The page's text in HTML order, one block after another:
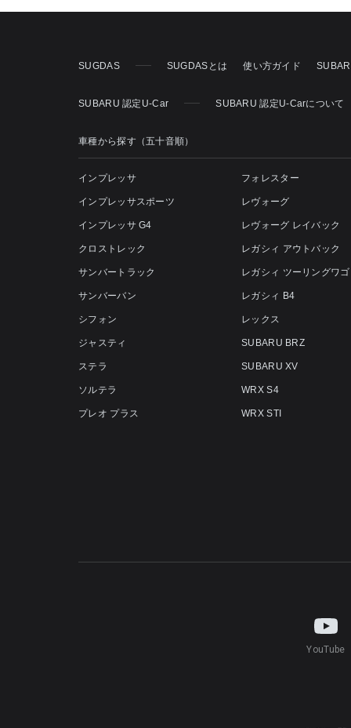
SUGDAS SUGDASとは 使い方ガイド
SUBARU 認定U-Car SUBARU 認定U-Carについて
車種から探す（五十音順）
インプレッサ
インプレッサスポーツ
インプレッサ G4
クロストレック
サンバートラック
サンバーバン
シフォン
ジャスティ
ステラ
ソルテラ
プレオ プラス
フォレスター
レヴォーグ
レヴォーグ レイバック
レガシィ アウトバック
レガシィ ツーリングワ
レガシィ B4
レックス
SUBARU BRZ
SUBARU XV
WRX S4
WRX STI
YouTube